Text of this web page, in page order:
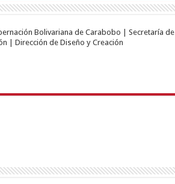
Bolivariana de Carabobo | Secretaría de
| Dirección de Diseño y Creación